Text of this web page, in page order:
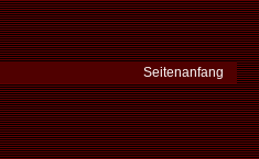
Seitenanfang